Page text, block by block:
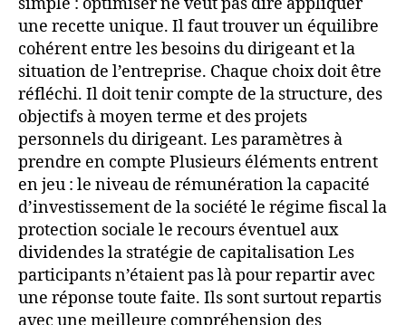
simple : optimiser ne veut pas dire appliquer
une recette unique. Il faut trouver un équilibre
cohérent entre les besoins du dirigeant et la
situation de l’entreprise. Chaque choix doit être
réfléchi. Il doit tenir compte de la structure, des
objectifs à moyen terme et des projets
personnels du dirigeant. Les paramètres à
prendre en compte Plusieurs éléments entrent
en jeu : le niveau de rémunération la capacité
d’investissement de la société le régime fiscal la
protection sociale le recours éventuel aux
dividendes la stratégie de capitalisation Les
participants n’étaient pas là pour repartir avec
une réponse toute faite. Ils sont surtout repartis